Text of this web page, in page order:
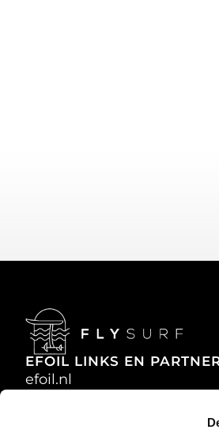
EFOIL LINKS EN
efoil.nl